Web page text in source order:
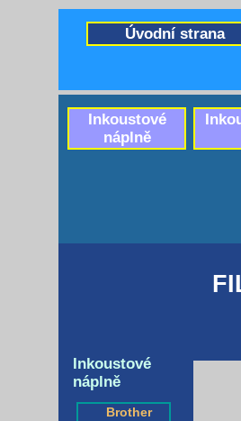
Inkoustové
náplně
Brother
Úvodní strana
Inkoustové
náplně